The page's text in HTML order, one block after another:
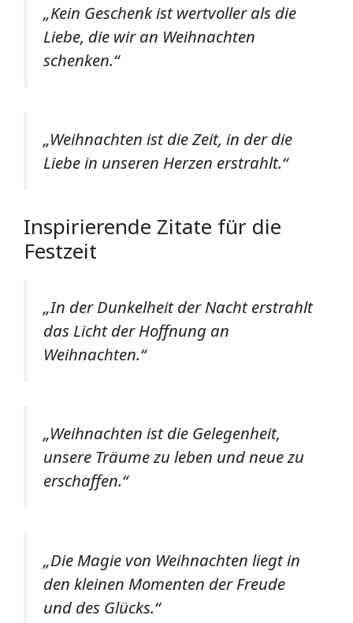
„Kein Geschenk ist wertvoller als die
Liebe, die wir an Weihnachten
schenken.“
„Weihnachten ist die Zeit, in der die
Liebe in unseren Herzen erstrahlt.“
Inspirierende Zitate für die
Festzeit
„In der Dunkelheit der Nacht erstrahlt
das Licht der Hoffnung an
Weihnachten.“
„Weihnachten ist die Gelegenheit,
unsere Träume zu leben und neue zu
erschaffen.“
„Die Magie von Weihnachten liegt in
den kleinen Momenten der Freude
und des Glücks.“